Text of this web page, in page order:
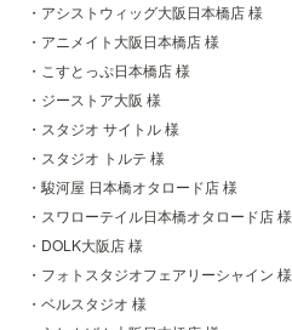
・アシストウィッグ大阪日本橋店 様
・アニメイト大阪日本橋店 様
・こすとっぷ日本橋店 様
・ジーストア大阪 様
・スタジオ サイトル 様
・スタジオ トルテ 様
・駿河屋 日本橋オタロード店 様
・スワローテイル日本橋オタロード店 様
・DOLK大阪店 様
・フォトスタジオフェアリーシャイン 様
・ベルスタジオ 様